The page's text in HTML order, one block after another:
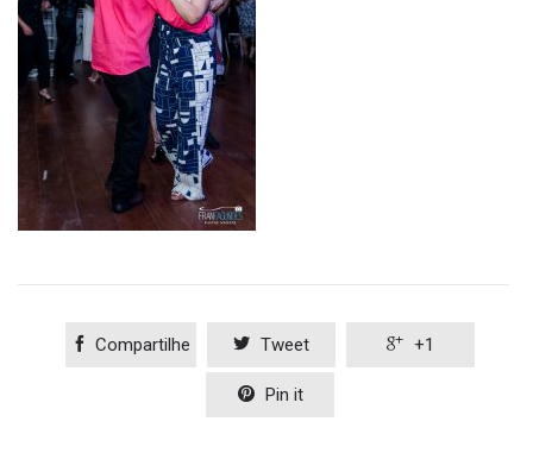
 Compartilhe  Tweet  +1
 Pin it